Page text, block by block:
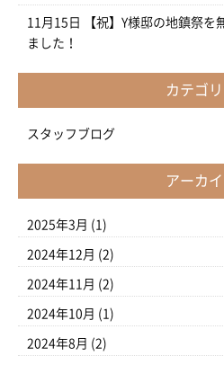
11月15日
【祝】Y様邸の地鎮祭
ました！
カテゴ
スタッフブログ
アーカ
2025年3月 (1)
2024年12月 (2)
2024年11月 (2)
2024年10月 (1)
2024年8月 (2)